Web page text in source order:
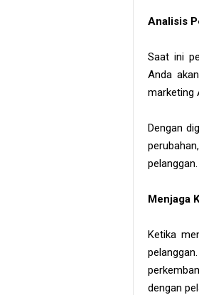
Analisis
Saat ini
Anda
marketing
Dengan
pelanggan.
Menjaga
Ketika
dengan